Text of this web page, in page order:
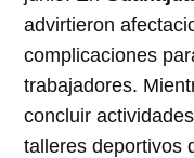
advirtieron
complicaciones
trabajadores.
concluir
talleres deportivos